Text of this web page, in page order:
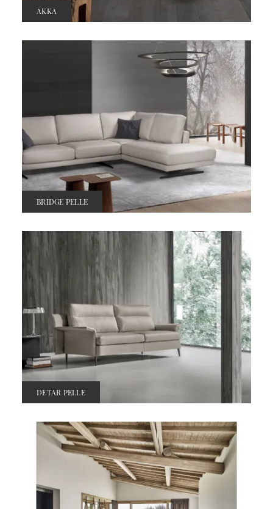
AKKA
BRIDGE PELLE
DETAR PELLE